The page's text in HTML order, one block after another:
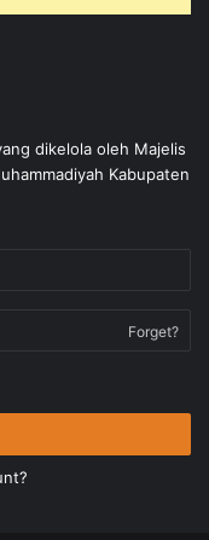
dikelola oleh Majelis
Kabupaten
Forget?